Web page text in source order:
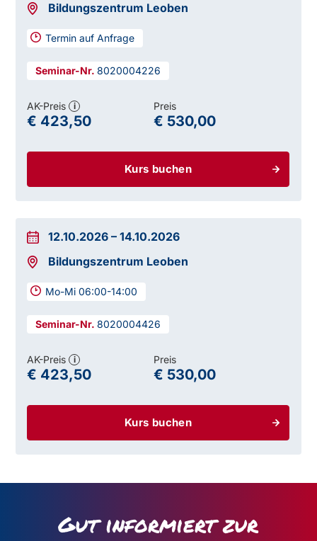
Bildungszentrum Leoben
Termin auf Anfrage
8020004226
Kurs buchen
AK-Preis i
€ 423,50
Preis
€ 530,00
12.10.2026 –14.10.2026
Bildungszentrum Leoben
Mo-Mi 06:00-14:00
8020004426
Kurs buchen
AK-Preis i
€ 423,50
Preis
€ 530,00
Gut informiert zur